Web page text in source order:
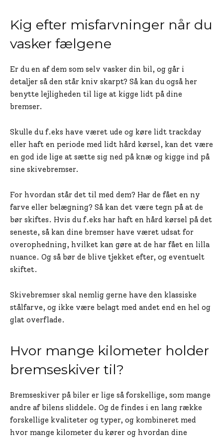
Kig efter misfarvninger når du
vasker fælgene
Er du en af dem som selv vasker din bil, og går i
detaljer så den står kniv skarpt? Så kan du også her
benytte lejligheden til lige at kigge lidt på dine
bremser.
Skulle du f.eks have været ude og køre lidt trackday
eller haft en periode med lidt hård kørsel, kan det være
en god ide lige at sætte sig ned på knæ og kigge ind på
sine skivebremser.
For hvordan står det til med dem? Har de fået en ny
farve eller belægning? Så kan det være tegn på at de
bør skiftes. Hvis du f.eks har haft en hård kørsel på det
seneste, så kan dine bremser have været udsat for
overophedning, hvilket kan gøre at de har fået en lilla
nuance. Og så bør de blive tjekket efter, og eventuelt
skiftet.
Skivebremser skal nemlig gerne have den klassiske
stålfarve, og ikke være belagt med andet end en hel og
glat overflade.
Hvor mange kilometer holder
bremseskiver til?
Bremseskiver på biler er lige så forskellige, som mange
andre af bilens sliddele. Og de findes i en lang række
forskellige kvaliteter og typer, og kombineret med
hvor mange kilometer du kører og hvordan dine